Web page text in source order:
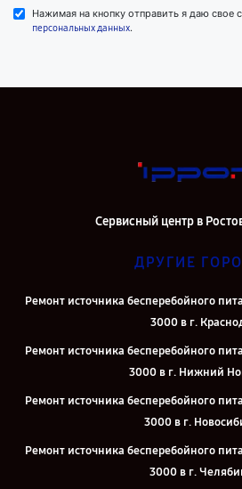
Нажимая на кнопку отправить я даю свое
персональных данных.
Сервисный центр в
ДРУГИЕ
Ремонт источника бесперебойного
3000 в г.
Ремонт источника бесперебойного
3000 в г. Нижний
Ремонт источника бесперебойного
3000 в г.
Ремонт источника бесперебойного
3000 в г.